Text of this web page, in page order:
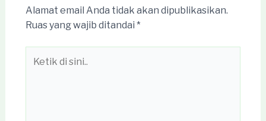
Alamat email Anda tidak akan dipublikasikan.
Ruas yang wajib ditandai *